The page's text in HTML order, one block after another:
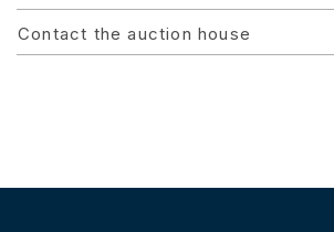
Contact the auction house